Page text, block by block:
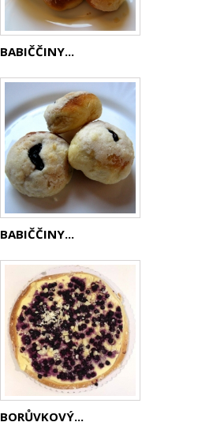
BABIČČINY...
BABIČČINY...
BORŮVKOVÝ...